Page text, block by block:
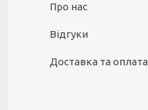
Про нас
Відгуки
Доставка та оплата